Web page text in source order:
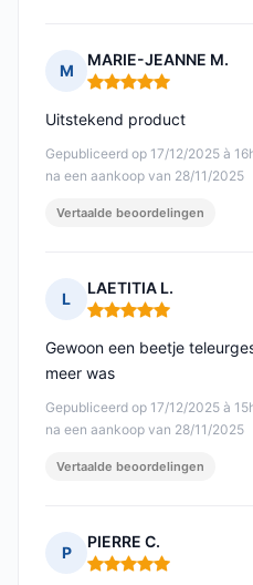
M
MARIE-JEANNE M.
Opmerking: 5 van 5
Gepubliceerd op 17/12/2025 à
na een aankoop van 28/11/2025
Uitstekend product
Vertaalde beoordelingen
L
LAETITIA L.
Opmerking: 5 van 5
Gepubliceerd op 17/12/2025 à
na een aankoop van 28/11/2025
Gewoon een beetje
meer was
Vertaalde beoordelingen
P
PIERRE C.
Opmerking: 5 van 5